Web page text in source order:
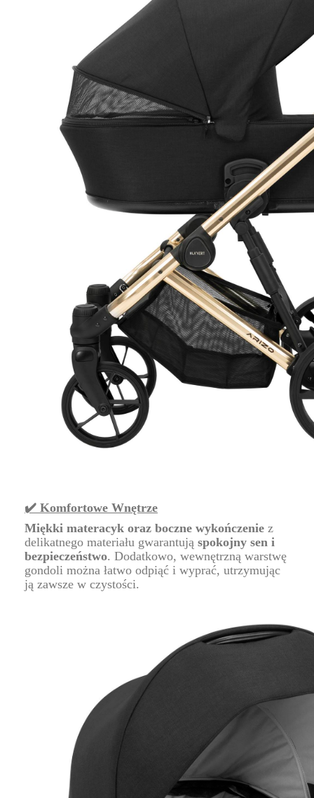
✔️ Komfortowe Wnętrze
Miękki materacyk oraz boczne wykończenie z
delikatnego materiału gwarantują spokojny sen i
bezpieczeństwo. Dodatkowo, wewnętrzną warstwę
gondoli można łatwo odpiąć i wyprać, utrzymując
ją zawsze w czystości.